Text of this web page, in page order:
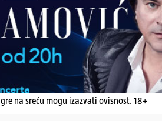
Igre na sreću mogu izazvati ovisnost. 18+